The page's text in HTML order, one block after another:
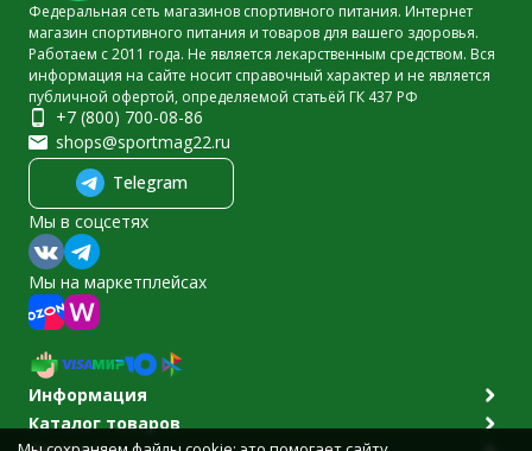
Федеральная сеть магазинов спортивного питания. Интернет
магазин спортивного питания и товаров для вашего здоровья.
Работаем с 2011 года. Не является лекарственным средством. Вся
информация на сайте носит справочный характер и не является
публичной офертой, определяемой статьёй ГК 437 РФ
+7 (800) 700-08-86
shops@sportmag22.ru
Telegram
Мы в соцсетях
Мы на маркетплейсах
Информация
Каталог товаров